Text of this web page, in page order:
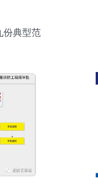
份典型范